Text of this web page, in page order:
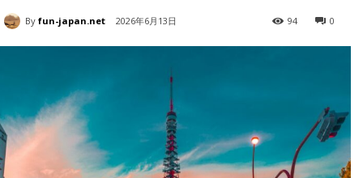
By fun-japan.net 2026年6月13日 0
94